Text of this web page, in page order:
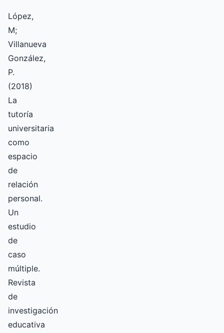
López,
M;
Villanueva
González,
P.
(2018)
La
tutoría
universitaria
como
espacio
de
relación
personal.
Un
estudio
de
caso
múltiple.
Revista
de
investigación
educativa